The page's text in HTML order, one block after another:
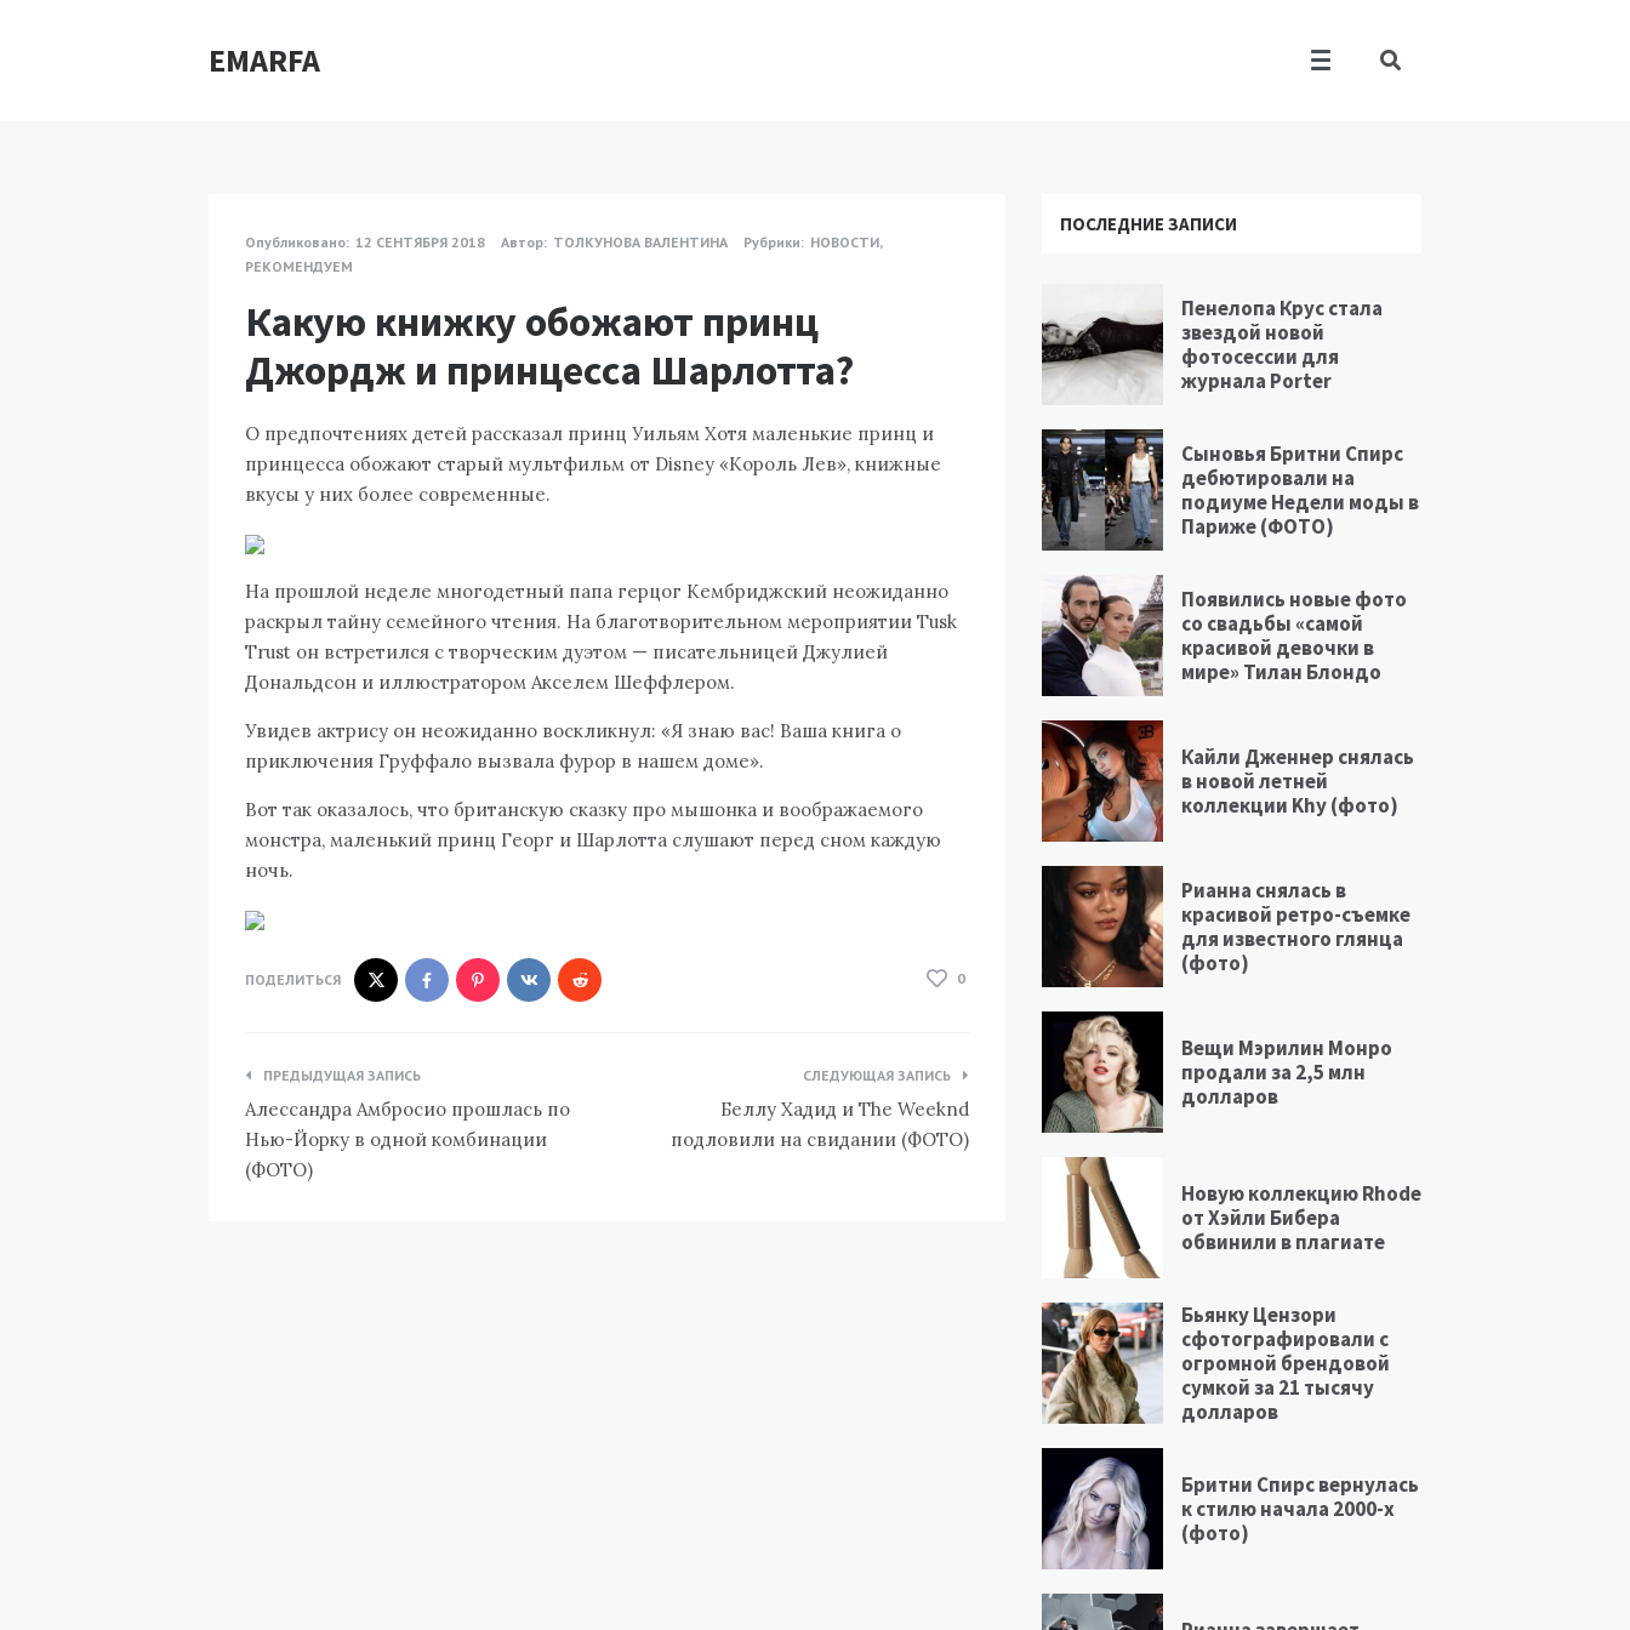
EMARFA
Опубликовано: 12 СЕНТЯБРЯ 2018 Автор: ТОЛКУНОВА ВАЛЕНТИНА Рубрики: НОВОСТИ,
РЕКОМЕНДУЕМ
Какую книжку обожают принц
Джордж и принцесса Шарлотта?
О предпочтениях детей рассказал принц Уильям Хотя маленькие принц и
принцесса обожают старый мультфильм от Disney «Король Лев», книжные
вкусы у них более современные.
На прошлой неделе многодетный папа герцог Кембриджский неожиданно
раскрыл тайну семейного чтения. На благотворительном мероприятии Tusk
Trust он встретился с творческим дуэтом — писательницей Джулией
Дональдсон и иллюстратором Акселем Шеффлером.
Увидев актрису он неожиданно воскликнул: «Я знаю вас! Ваша книга о
приключения Груффало вызвала фурор в нашем доме».
Вот так оказалось, что британскую сказку про мышонка и воображаемого
монстра, маленький принц Георг и Шарлотта слушают перед сном каждую
ночь.
ПОДЕЛИТЬСЯ 0
Навигация
по
записям
ПРЕДЫДУЩАЯ ЗАПИСЬ
Алессандра Амбросио прошлась по
Нью-Йорку в одной комбинации
(ФОТО)
СЛЕДУЮЩАЯ ЗАПИСЬ
Беллу Хадид и The Weeknd
подловили на свидании (ФОТО)
ПОСЛЕДНИЕ ЗАПИСИ
Пенелопа Крус стала
звездой новой
фотосессии для
журнала Porter
Сыновья Бритни Спирс
дебютировали на
подиуме Недели моды в
Париже (ФОТО)
Появились новые фото
со свадьбы «самой
красивой девочки в
мире» Тилан Блондо
Кайли Дженнер снялась
в новой летней
коллекции Khy (фото)
Рианна снялась в
красивой ретро-съемке
для известного глянца
(фото)
Вещи Мэрилин Монро
продали за 2,5 млн
долларов
Новую коллекцию Rhode
от Хэйли Бибера
обвинили в плагиате
Бьянку Цензори
сфотографировали с
огромной брендовой
сумкой за 21 тысячу
долларов
Бритни Спирс вернулась
к стилю начала 2000-х
(фото)